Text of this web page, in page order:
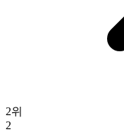
2위
2